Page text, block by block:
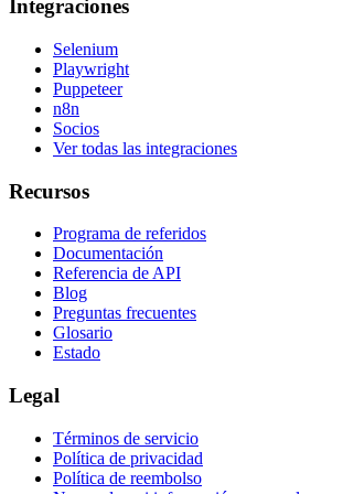
Integraciones
Selenium
Playwright
Puppeteer
n8n
Socios
Ver todas las integraciones
Recursos
Programa de referidos
Documentación
Referencia de API
Blog
Preguntas frecuentes
Glosario
Estado
Legal
Términos de servicio
Política de privacidad
Política de reembolso